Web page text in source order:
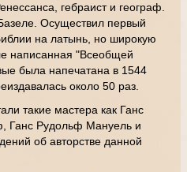
гебраист и географ.
Осуществил первый
на латынь, но широкую
написанная "Всеобщей
была напечатана в 1544
около 50 раз.
такие мастера как Ганс
Ганс Рудольф Мануель и
об авторстве данной